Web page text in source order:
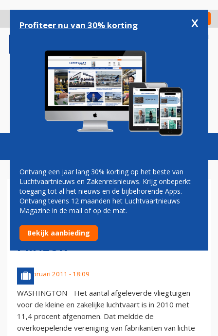
gaan
Check in
Magazine Podcasts Vacatures
AANTAL AFLEVERINGEN
KLEINE EN ZAKELIJKE
LUCHTVAART NOG STEEDS IN
MINEUR
22 februari 2011 - 18:09
WASHINGTON - Het aantal afgeleverde vliegtuigen
voor de kleine en zakelijke luchtvaart is in 2010 met
11,4 procent afgenomen. Dat meldde de
overkoepelende vereniging van fabrikanten van lichte
Profiteer nu van 30% korting x
Ontvang een jaar lang 30% korting op het beste van
Luchtvaartnieuws en Zakenreisnieuws. Krijg onbeperkt
toegang tot al het nieuws en de bijbehorende Apps.
Ontvang tevens 12 maanden het Luchtvaartnieuws
Magazine in de mail of op de mat.
Bekijk aanbieding